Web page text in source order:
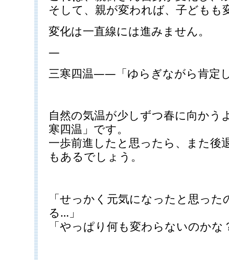
そして、親が変われば、子どもも
変化は一直線には進みません。
—
三寒四温――「ゆらぎながら肯定
自然の気温が少しずつ春に向かう
寒四温」です。
一歩前進したと思ったら、また後
もあるでしょう。
「せっかく元気になったと思っ
る…」
「やっぱり何も変わらないのかな